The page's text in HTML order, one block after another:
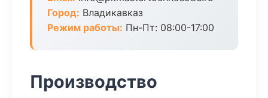
Город: Владикавказ
Режим работы: Пн-Пт: 08:00-17:00
Производство